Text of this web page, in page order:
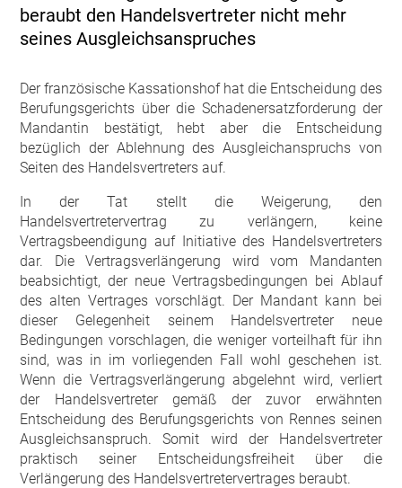
beraubt den Handelsvertreter nicht mehr
seines Ausgleichsanspruches
Der französische Kassationshof hat die Entscheidung des
Berufungsgerichts über die Schadenersatzforderung der
Mandantin bestätigt, hebt aber die Entscheidung
bezüglich der Ablehnung des Ausgleichanspruchs von
Seiten des Handelsvertreters auf.
In der Tat stellt die Weigerung, den
Handelsvertretervertrag zu verlängern, keine
Vertragsbeendigung auf Initiative des Handelsvertreters
dar. Die Vertragsverlängerung wird vom Mandanten
beabsichtigt, der neue Vertragsbedingungen bei Ablauf
des alten Vertrages vorschlägt. Der Mandant kann bei
dieser Gelegenheit seinem Handelsvertreter neue
Bedingungen vorschlagen, die weniger vorteilhaft für ihn
sind, was in im vorliegenden Fall wohl geschehen ist.
Wenn die Vertragsverlängerung abgelehnt wird, verliert
der Handelsvertreter gemäß der zuvor erwähnten
Entscheidung des Berufungsgerichts von Rennes seinen
Ausgleichsanspruch. Somit wird der Handelsvertreter
praktisch seiner Entscheidungsfreiheit über die
Verlängerung des Handelsvertretervertrages beraubt.